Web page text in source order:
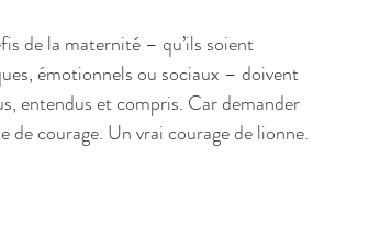
de la maternité – qu’ils soient
émotionnels ou sociaux – doivent
entendus et compris. Car demander
de courage. Un vrai courage de lionne.